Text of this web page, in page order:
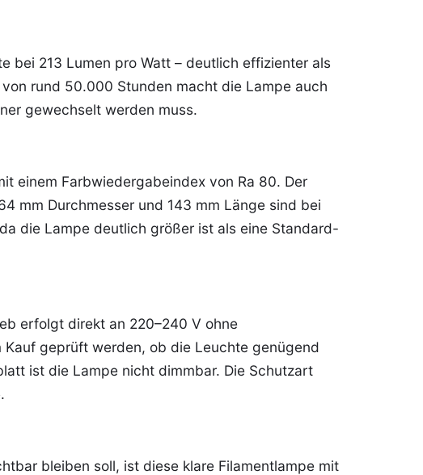
bei 213 Lumen pro Watt – deutlich effizienter als
rund 50.000 Stunden macht die Lampe auch
gewechselt werden muss.
einem Farbwiedergabeindex von Ra 80. Der
mm Durchmesser und 143 mm Länge sind bei
die Lampe deutlich größer ist als eine Standard-
erfolgt direkt an 220–240 V ohne
geprüft werden, ob die Leuchte genügend
ist die Lampe nicht dimmbar. Die Schutzart
bleiben soll, ist diese klare Filamentlampe mit